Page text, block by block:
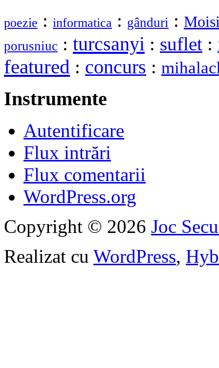
poezie : informatica : gânduri :
porusniuc : turcsanyi : suflet :
featured : concurs :
Instrumente
Autentificare
Flux intrări
Flux comentarii
WordPress.org
Copyright © 2026 Joc
Realizat cu WordPress,